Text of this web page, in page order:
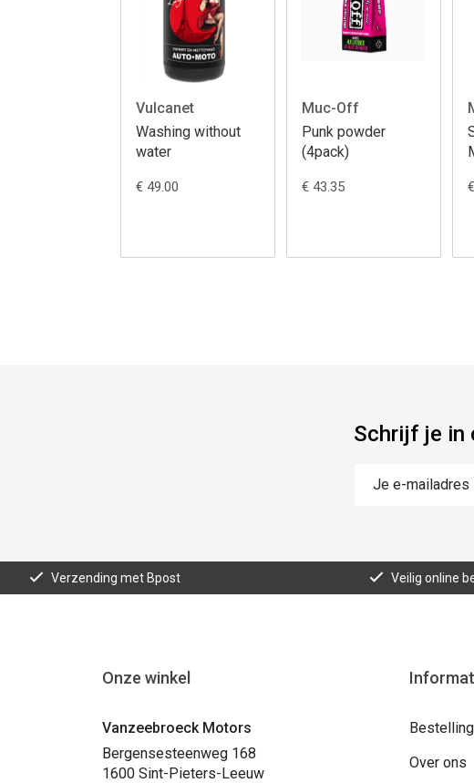
Vulcanet
Washing without
water
€ 49.00
Muc-Off
Punk powder
(4pack)
€ 43.35
Schrijf je in
Verzending met Bpost Veilig online
Onze winkel
Vanzeebroeck Motors
Bergensesteenweg 168
1600 Sint-Pieters-Leeuw
Over ons